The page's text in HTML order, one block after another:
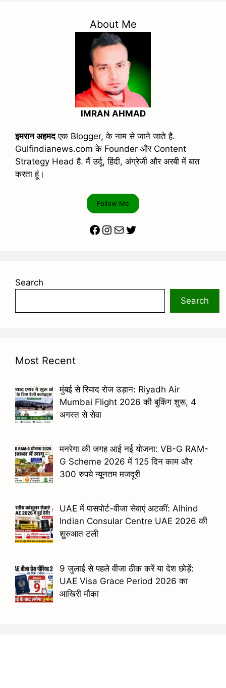
About Me
IMRAN AHMAD
इमरान अहमदएक Blogger, के नाम से जाने जाते है.
Gulfindianews.com के Founder और Content
Strategy Head है. मैं उर्दू, हिंदी, अंग्रेजी और अरबी में बात
करता हूं।
Follow Me
Facebook
Instagram
MailTwitter
Search
Search
Most Recent
मुंबई से रियाद रोज उड़ान: Riyadh Air
Mumbai Flight 2026 की बुकिंग शुरू, 4
अगस्त से सेवा
मनरेगा की जगह आई नई योजना: VB-G RAM-
G Scheme 2026 में 125 दिन काम और
300 रुपये न्यूनतम मजदूरी
UAE में पासपोर्ट-वीजा सेवाएं अटकीं: Alhind
Indian Consular Centre UAE 2026 की
शुरुआत टली
9 जुलाई से पहले वीजा ठीक करें या देश छोड़ें:
UAE Visa Grace Period 2026 का
आखिरी मौका